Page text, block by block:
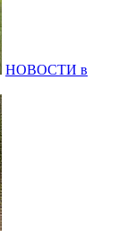
НОВОСТИ в